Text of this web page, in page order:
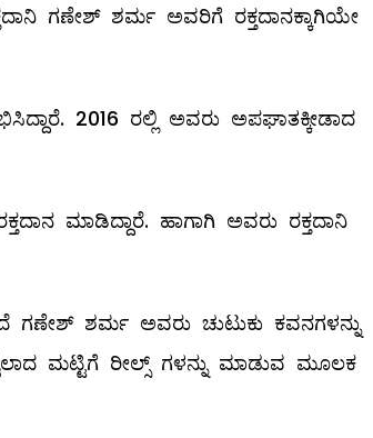
ಗಣೇಶ್ ಶರ್ಮ ಅವರಿಗೆ ರಕ್ತದಾನಕ್ಕಾಗಿಯೇ
2016 ರಲ್ಲಿ ಅವರು ಅಪಘಾತಕ್ಕೀಡಾದ
ಮಾಡಿದ್ದಾರೆ. ಹಾಗಾಗಿ ಅವರು ರಕ್ತದಾನಿ
ಗಣೇಶ್ ಶರ್ಮ ಅವರು ಚುಟುಕು ಕವನಗಳನ್ನು
ಮಟ್ಟಿಗೆ ರೀಲ್ಸ್ ಗಳನ್ನು ಮಾಡುವ ಮೂಲಕ